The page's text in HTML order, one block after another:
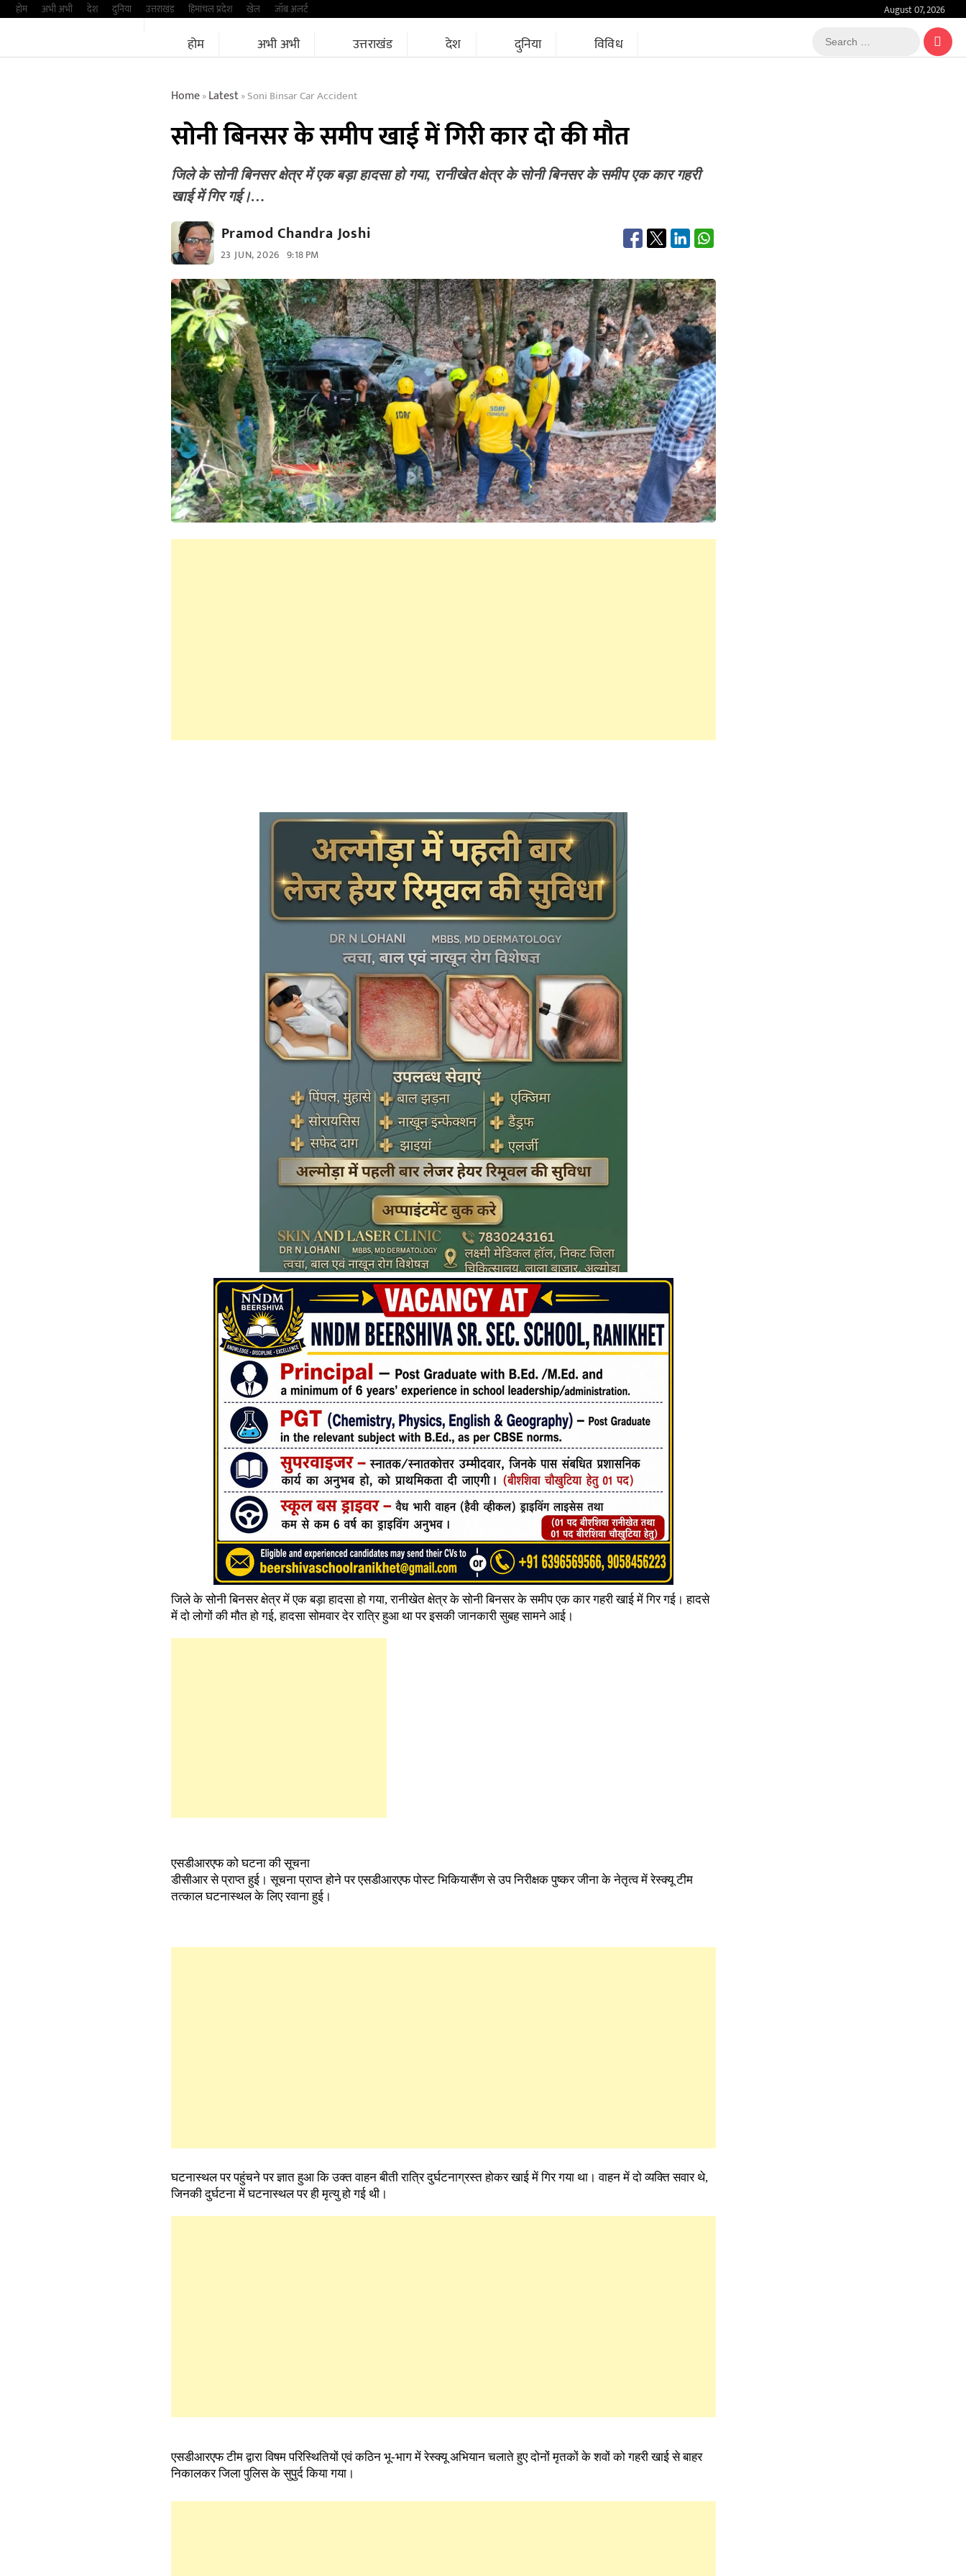
Skipहोम अभी अभी देश दुनिया उत्तराखंड हिमांचल प्रदेश खेल जॉब अलर्ट August 07, 2026
होम अभी अभी उत्तराखंड देश दुनिया विविध
Search
…
Home»Latest»Soni Binsar Car Accident
सोनी बिनसर के समीप खाई में गिरी कार दो की मौत
जिले के सोनी बिनसर क्षेत्र में एक बड़ा हादसा हो गया, रानीखेत क्षेत्र के सोनी बिनसर के समीप एक कार गहरी
खाई में गिर गई।…
Pramod Chandra Joshi
23 JUN, 2026 9:18 PM
जिले के सोनी बिनसर क्षेत्र में एक बड़ा हादसा हो गया, रानीखेत क्षेत्र के सोनी बिनसर के समीप एक कार गहरी खाई में गिर गई। हादसे
में दो लोगों की मौत हो गई, हादसा सोमवार देर रात्रि हुआ था पर इसकी जानकारी सुबह सामने आई।
एसडीआरएफ को घटना की सूचना
डीसीआर से प्राप्त हुई। सूचना प्राप्त होने पर एसडीआरएफ पोस्ट भिकियासैंण से उप निरीक्षक पुष्कर जीना के नेतृत्व में रेस्क्यू टीम
तत्काल घटनास्थल के लिए रवाना हुई।
घटनास्थल पर पहुंचने पर ज्ञात हुआ कि उक्त वाहन बीती रात्रि दुर्घटनाग्रस्त होकर खाई में गिर गया था। वाहन में दो व्यक्ति सवार थे,
जिनकी दुर्घटना में घटनास्थल पर ही मृत्यु हो गई थी।
एसडीआरएफ टीम द्वारा विषम परिस्थितियों एवं कठिन भू-भाग में रेस्क्यू अभियान चलाते हुए दोनों मृतकों के शवों को गहरी खाई से बाहर
निकालकर जिला पुलिस के सुपुर्द किया गया।